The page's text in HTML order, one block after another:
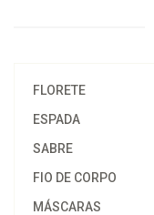
FLORETE
ESPADA
SABRE
FIO DE CORPO
MÁSCARAS